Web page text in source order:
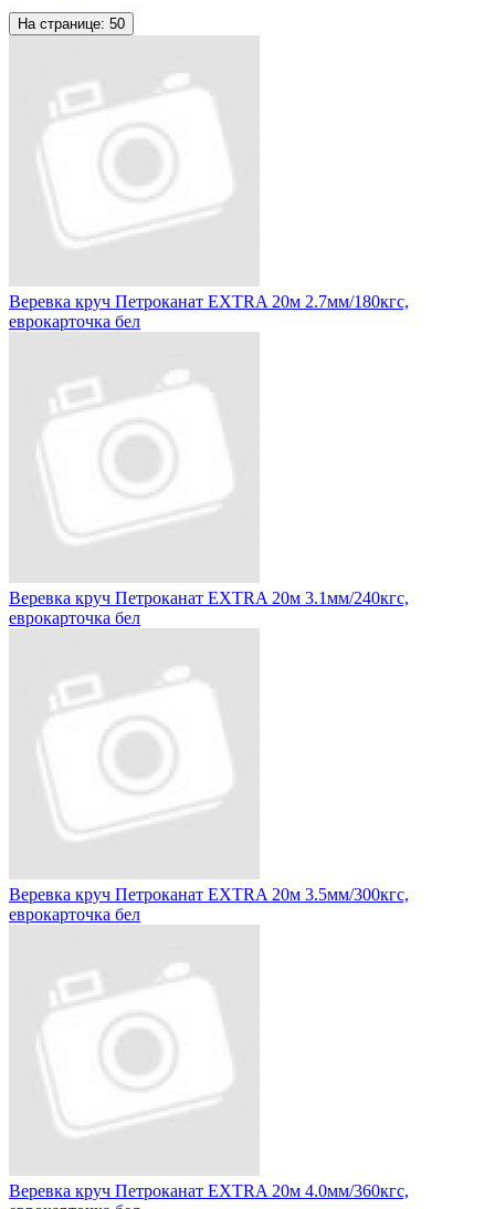
На странице: 50
Веревка круч Петроканат EXTRA 20м 2.7мм/180кгс,
еврокарточка бел
Веревка круч Петроканат EXTRA 20м 3.1мм/240кгс,
еврокарточка бел
Веревка круч Петроканат EXTRA 20м 3.5мм/300кгс,
еврокарточка бел
Веревка круч Петроканат EXTRA 20м 4.0мм/360кгс,